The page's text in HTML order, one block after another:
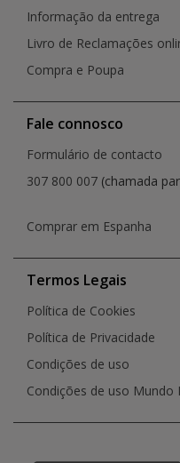
Informação da entrega
Livro de Reclamações
Compra e Poupa
Fale connosco
Formulário de contacto
307 800 007 (chamada
Comprar em Espanha
Termos Legais
Política de Cookies
Política de Privacidade
Condições de uso
Condições de uso Mundo